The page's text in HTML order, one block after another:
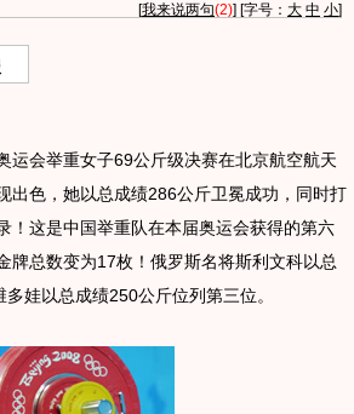
[我来说两句(2)] [字号： 大 中 小]
会举重女子69公斤级决赛在北京航空航天
出色，她以总成绩286公斤卫冕成功，同时打
！这是中国举重队在本届奥运会获得的第六
牌总数变为17枚！俄罗斯名将斯利文科以总
娃以总成绩250公斤位列第三位。